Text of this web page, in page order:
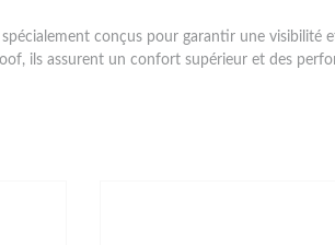
spécialement conçus pour garantir une
ils assurent un confort supérieur et des